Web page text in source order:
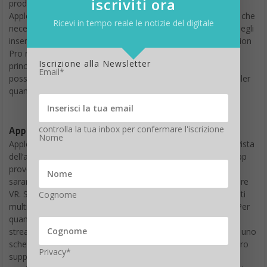
prodotto ha 256 GB di memoria e sarà disponibile in tutti gli
Apple Store statunitensi e sul web store dell’azienda. Coloro che
necessitano di una correzione della vista potranno inserire degli
inserti ottici e fissarli magneticamente al visore dato che Vision
Pro non funziona con gli occhiali. Il controllo avviene
principalmente con le mani, gli occhi e la voce, anche se è
possibile abbinare una tastiera Magic Keyboard o un controller
quando è il momento di rilassarsi e giocare.
App Store rinnovato
Apple ha spiegato che sarà lanciato un nuovo App Store in vista
dell’arrivo di Vision Pro che supporterà più di un milione di app
provenienti dagli ecosistemi iOS e iPadOS. Naturalmente, ci
saranno anche app esclusive per il sistema visionOS del visore
VR. Siri permetterà di controllare la riproduzione dei contenuti
multimediali, aprire e chiudere le app e molto altro ancora. Per
quanto riguarda l’intrattenimento, sarà possibile guardare in
streaming spettacoli e film da Apple TV+, Disney+ e Max su uno
schermo virtuale che sembra essere largo 30 metri. Vision Pro
supporta anche il nuovo formato Immersive Video di Apple,
iscriviti ora
Ricevi in tempo reale le notizie del digitale
Iscrizione alla Newsletter
Email*
controlla la tua inbox per confermare l'iscrizione
Nome
Cognome
Privacy*